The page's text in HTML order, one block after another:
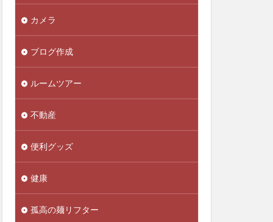
カメラ
ブログ作成
ルームツアー
不動産
便利グッズ
健康
孤高の麺リフター